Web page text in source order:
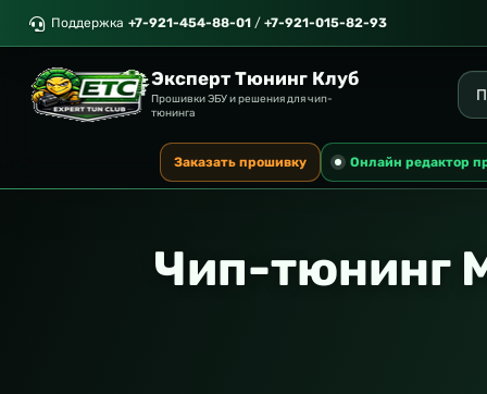
Поддержка +7-921-454-88-01 / +7-921-015-82-93
Эксперт Тюнинг Клуб
Прошивки ЭБУ и решения для чип-
тюнинга
Заказать прошивку Онлайн редактор
Чип-тюнинг